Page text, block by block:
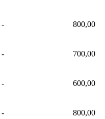
- 800,00
- 700,00
- 600,00
- 800,00